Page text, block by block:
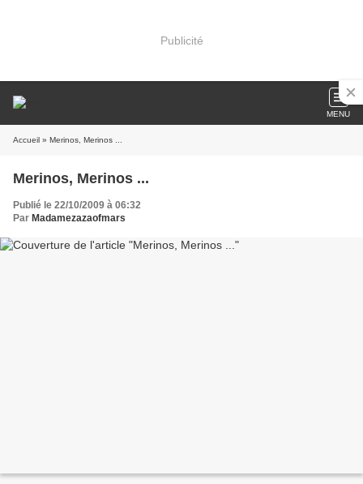
Publicité
MENU
Accueil » Merinos, Merinos ...
Merinos, Merinos ...
Publié le 22/10/2009 à 06:32
Par Madamezazaofmars